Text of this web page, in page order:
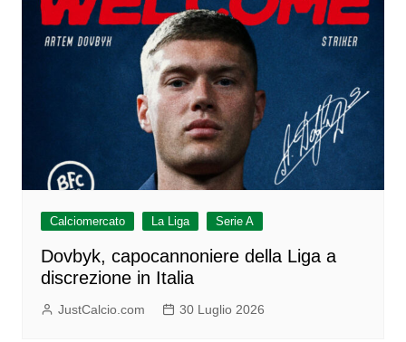
Calciomercato La Liga Serie A
Dovbyk, capocannoniere della Liga a
discrezione in Italia
JustCalcio.com 30 Luglio 2026